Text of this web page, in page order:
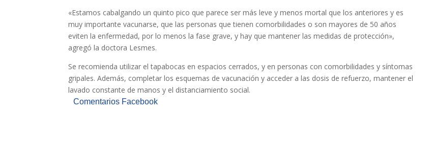
«Estamos cabalgando un quinto pico que parece ser más leve y menos mortal que los anteriores y es
muy importante vacunarse, que las personas que tienen comorbilidades o son mayores de 50 años
eviten la enfermedad, por lo menos la fase grave, y hay que mantener las medidas de protección»,
agregó la doctora Lesmes.
Se recomienda utilizar el tapabocas en espacios cerrados, y en personas con comorbilidades y síntomas
gripales. Además, completar los esquemas de vacunación y acceder a las dosis de refuerzo, mantener el
lavado constante de manos y el distanciamiento social.
Comentarios Facebook